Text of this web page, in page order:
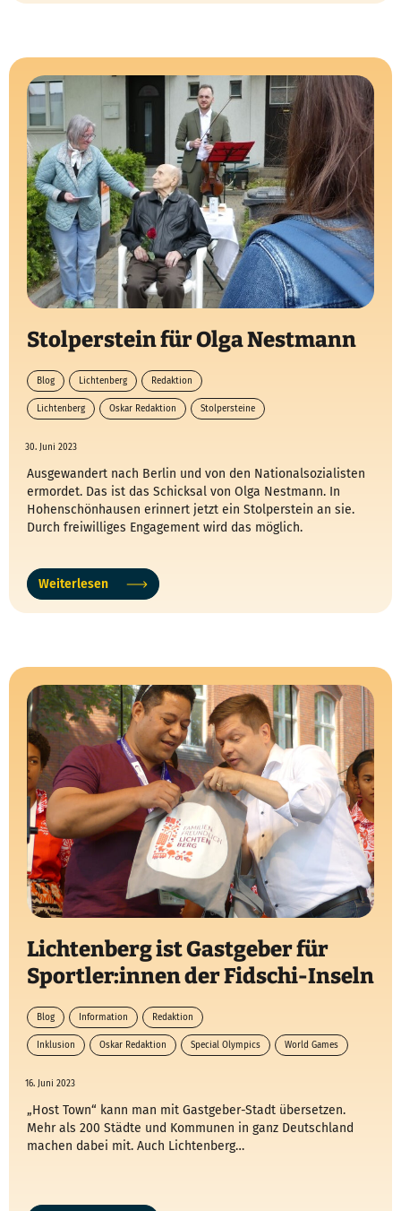
Stolperstein für Olga Nestmann
Blog Lichtenberg Redaktion
Lichtenberg Oskar Redaktion Stolpersteine
30. Juni 2023
Ausgewandert nach Berlin und von den Nationalsozialisten
ermordet. Das ist das Schicksal von Olga Nestmann. In
Hohenschönhausen erinnert jetzt ein Stolperstein an sie.
Durch freiwilliges Engagement wird das möglich.
Weiterlesen
Lichtenberg ist Gastgeber für
Sportler:innen der Fidschi-Inseln
Blog Information Redaktion
Inklusion Oskar Redaktion Special Olympics World Games
16. Juni 2023
„Host Town“ kann man mit Gastgeber-Stadt übersetzen.
Mehr als 200 Städte und Kommunen in ganz Deutschland
machen dabei mit. Auch Lichtenberg…